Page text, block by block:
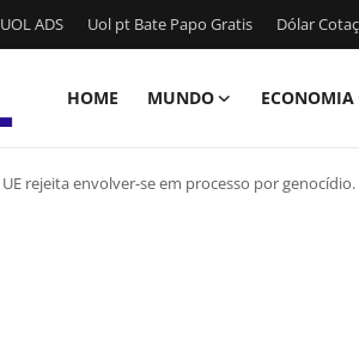
UOL ADS Uol pt Bate Papo Gratis Dólar
HOME MUNDO ECONOMIA
UE rejeita envolver-se em processo por